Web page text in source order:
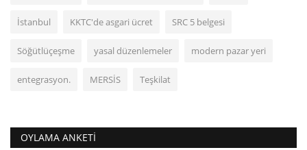
İstanbul KKTC'de asgari ücret SRC 5 belgesi
Söğütlüçeşme yasal düzenlemeler modern pazar yeri
entegrasyon. MERSİS Teşkilat
OYLAMA ANKETI